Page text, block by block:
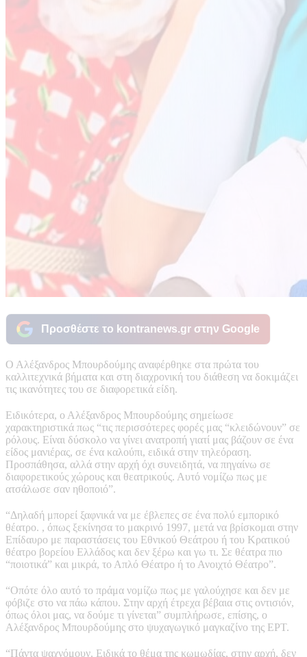
Προσθέστε το kontranews.gr στην Google
Ο Αλέξανδρος Μπουρδούμης αναφέρθηκε στα πρώτα του
καλλιτεχνικά βήματα και στη διαχρονική του διάθεση να δοκιμάζει
τις ικανότητες του σε διαφορετικά είδη.
Ειδικότερα, ο Αλέξανδρος Μπουρδούμης σημείωσε
χαρακτηριστικά πως “τις περισσότερες φορές μας “κλειδώνουν” σε
ρόλους. Είναι δύσκολο να γίνει ανατροπή γιατί μας βάζουν σε ένα
είδος μανιέρας, σε ένα καλούπι, ειδικά στην τηλεόραση.
Προσπάθησα, αλλά στην αρχή όχι συνειδητά, να πηγαίνω σε
διαφορετικούς χώρους και θεατρικούς. Αυτό νομίζω πως με
ατσάλωσε σαν ηθοποιό”.
“Δηλαδή μπορεί ξαφνικά να με έβλεπες σε ένα πολύ εμπορικό
θέατρο. , όπως ξεκίνησα το μακρινό 1997, μετά να βρίσκομαι στην
Επίδαυρο με παραστάσεις του Εθνικού Θεάτρου ή του Κρατικού
θέατρο βορείου Ελλάδος και δεν ξέρω και γω τι. Σε θέατρα πιο
“ποιοτικά” και μικρά, το Απλό Θέατρο ή το Ανοιχτό Θέατρο”.
“Οπότε όλο αυτό το πράμα νομίζω πως με γαλούχησε και δεν με
φόβιζε στο να πάω κάπου. Στην αρχή έτρεχα βέβαια στις οντισιόν,
όπως όλοι μας, να δούμε τι γίνεται” συμπλήρωσε, επίσης, ο
Αλέξανδρος Μπουρδούμης στο ψυχαγωγικό μαγκαζίνο της ΕΡΤ.
“Πάντα ψαχνόμουν. Ειδικά το θέμα της κωμωδίας, στην αρχή, δεν